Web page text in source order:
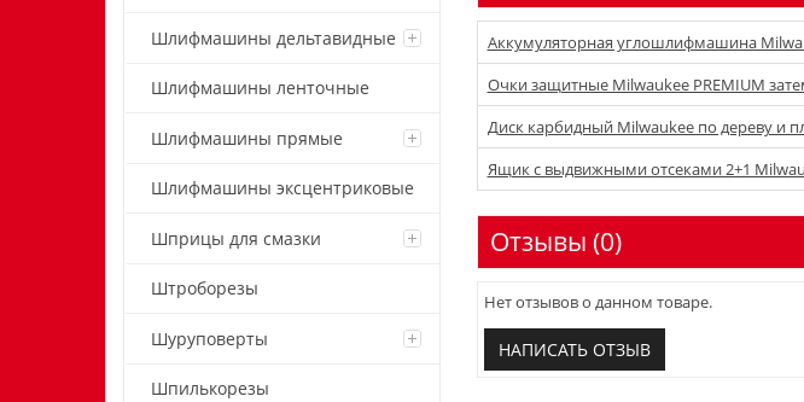
Шлифмашины дельтавидные
Шлифмашины ленточные
Шлифмашины прямые
Шлифмашины эксцентриковые
Шприцы для смазки
Штроборезы
Шуруповерты
Шпилькорезы
Аккумуляторная углошлифмашина
Очки защитные Milwaukee PREMIUM
Диск карбидный Milwaukee по дереву и
Ящик с выдвижными отсеками 2+1
Отзывы (0)
Нет отзывов о данном товаре.
НАПИСАТЬ ОТЗЫВ